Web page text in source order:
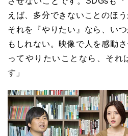
えば、多分できないことのほ
それを『やりたい』なら、い
もしれない。映像で人を感動
ってやりたいことなら、それ
す」